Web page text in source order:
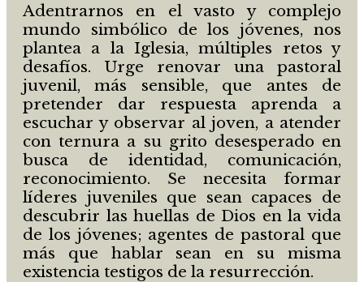
Adentrarnos en el vasto y complejo
mundo simbólico de los jóvenes, nos
plantea a la Iglesia, múltiples retos y
desafíos. Urge renovar una pastoral
juvenil, más sensible, que antes de
pretender dar respuesta aprenda a
escuchar y observar al joven, a atender
con ternura a su grito desesperado en
busca de identidad, comunicación,
reconocimiento. Se necesita formar
líderes juveniles que sean capaces de
descubrir las huellas de Dios en la vida
de los jóvenes; agentes de pastoral que
más que hablar sean en su misma
existencia testigos de la resurrección.